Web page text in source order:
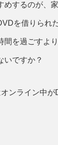
めするのが、
を借りられ
間を過ごすよ
いですか？
ンライン中が